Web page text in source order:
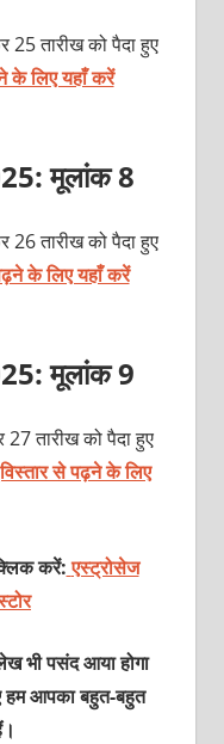
25 तारीख को पैदा हुए
के लिए यहाँ करें
मूलांक 8
26 तारीख को पैदा हुए
के लिए यहाँ करें
मूलांक 9
तारीख को पैदा हुए
से पढ़ने के लिए
करें: एस्ट्रोसेज
भी पसंद आया होगा
आपका बहुत-बहुत